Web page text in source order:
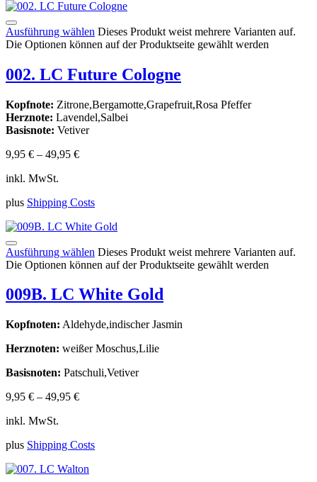
Ausführung wählen Dieses Produkt weist mehrere Varianten auf.
Die Optionen können auf der Produktseite gewählt werden
002. LC Future Cologne
Kopfnote: Zitrone,Bergamotte,Grapefruit,Rosa Pfeffer
Herznote: Lavendel,Salbei
Basisnote: Vetiver
9,95 € – 49,95 €
inkl. MwSt.
plus Shipping Costs
Ausführung wählen Dieses Produkt weist mehrere Varianten auf.
Die Optionen können auf der Produktseite gewählt werden
009B. LC White Gold
Kopfnoten: Aldehyde,indischer Jasmin
Herznoten: weißer Moschus,Lilie
Basisnoten: Patschuli,Vetiver
9,95 € – 49,95 €
inkl. MwSt.
plus Shipping Costs